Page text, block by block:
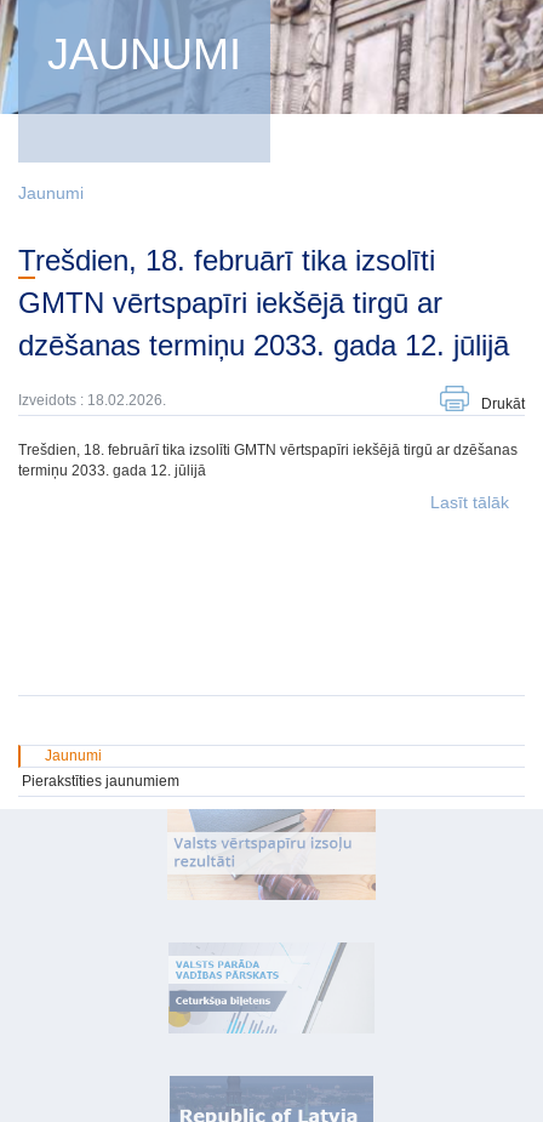
JAUNUMI
Jaunumi
Trešdien, 18. februārī tika izsolīti
GMTN vērtspapīri iekšējā tirgū ar
dzēšanas termiņu 2033. gada 12. jūlijā
Izveidots : 18.02.2026. Drukāt
Trešdien, 18. februārī tika izsolīti GMTN vērtspapīri iekšējā tirgū ar dzēšanas
termiņu 2033. gada 12. jūlijā
Lasīt tālāk
Jaunumi
Pierakstīties jaunumiem